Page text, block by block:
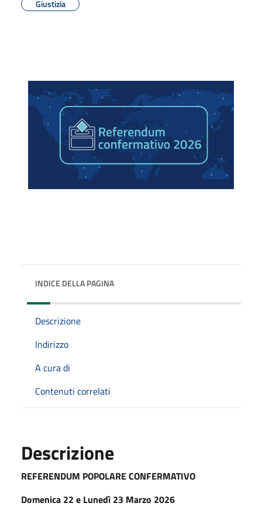
Giustizia
INDICE DELLA PAGINA
Descrizione
Indirizzo
A cura di
Contenuti correlati
Descrizione
REFERENDUM POPOLARE CONFERMATIVO
Domenica 22 e Lunedì 23 Marzo 2026